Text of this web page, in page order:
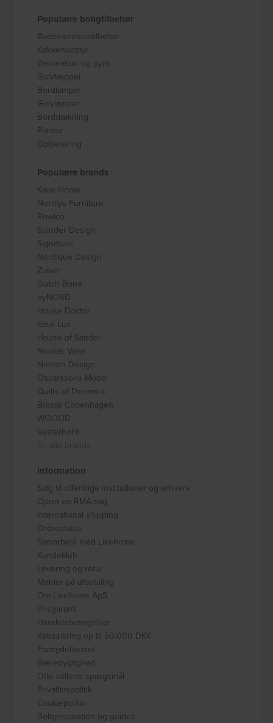
Populære boligtilbehør
Badeværelsestilbehør
Køkkenudstyr
Dekoration og pynt
Gulvtæpper
Bordlamper
Gulvlamper
Borddækning
Plaider
Opbevaring
Populære brands
Kave Home
Nordlys Furniture
Rowico
Spinder Design
Signature
Nordique Design
Zuiver
Dutch Bone
byNORD
House Doctor
Ideal Lux
House of Sander
Nicolas Vahé
Nielsen Design
Oscarssons Móbel
Quilts of Denmark
Broste Copenhagen
WOOOD
Vesterholm
Information
Salg til offentlige institutioner og erhverv
Opret en RMA-sag
International shipping
Ordrestatus
Samarbejd med Likehome
Kundeklub
Levering og retur
Møbler på afbetaling
Om Likehome ApS
Prisgaranti
Handelsbetingelser
Købssikring op til 50.000 DKK
Fortrydelsesret
Bæredygtighed
Ofte stillede spørgsmål
Privatlivspolitik
Cookiepolitik
Boliginspiration og guides